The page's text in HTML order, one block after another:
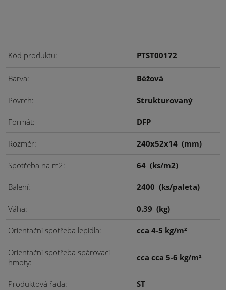
Kód produktu PTST00172
Barva Béžová
Povrch Strukturovaný
Formát DFP
Rozměr 240x52x14 (mm)
Spotřeba na m2 64 (ks/m2)
Balení 2400 (ks/paleta)
Váha 0.39 (kg)
Orientační spotřeba lepidla cca 4-5 kg/m²
Orientační spotřeba spárovací
hmoty
cca cca 5-6 kg/m²
Produktová řada ST